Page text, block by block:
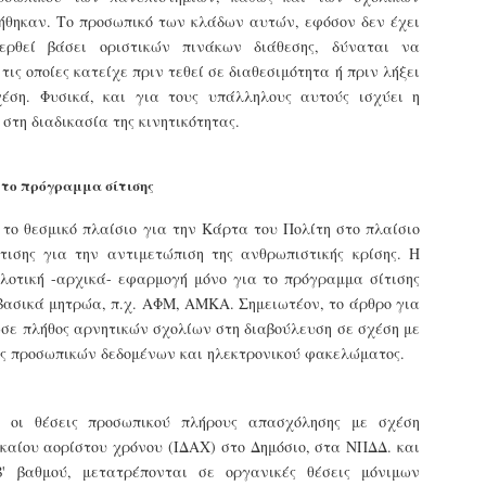
Το προσωπικό των κλάδων αυτών, εφόσον δεν έχει
βάσει οριστικών πινάκων διάθεσης, δύναται να
οποίες κατείχε πριν τεθεί σε διαθεσιμότητα ή πριν λήξει
Φυσικά, και για τους υπάλληλους αυτούς ισχύει η
διαδικασία της κινητικότητας.
πρόγραμμα σίτισης
θεσμικό πλαίσιο για την Κάρτα του Πολίτη στο πλαίσιο
για την αντιμετώπιση της ανθρωπιστικής κρίσης. Η
-αρχικά- εφαρμογή μόνο για το πρόγραμμα σίτισης
μητρώα, π.χ. ΑΦΜ, ΑΜΚΑ. Σημειωτέον, το άρθρο για
πλήθος αρνητικών σχολίων στη διαβούλευση σε σχέση με
προσωπικών δεδομένων και ηλεκτρονικού φακελώματος.
θέσεις προσωπικού πλήρους απασχόλησης με σχέση
αορίστου χρόνου (ΙΔΑΧ) στο Δημόσιο, στα ΝΠΔΔ. και
μετατρέπονται σε οργανικές θέσεις μόνιμων
τμήματα δοκιμων Αστυφυλάκων Νάουσας, Γρεβενων
και Μουζακίου το 2ο μέρος της Θεωρητικής
εκπαίδευσης 4/5 - 31/5
έκδοση εγκυκλιου οδηγιών σχετικά με το χρονοδιάγραμμα
(θεωρητικής και πρακτικής) των νεοδιορισθέντων
της προκήρυξης 1Κ/2024, προχώρησε Τμήμα Εποπτείας
Δυναμικού Δημοτικής Αστυνομίας, της Δ/νσης
Δημοσιέυθηκε στο ΦΕΚ Β' 1682/26-03-2026 η
Απόφαση 16458 με θέμα;: «Εισαγωγική Εκπαίδευση -
δημοτικής αστυνομίας»
στο ΦΕΚ Β' 1682/26-03-2026 η Aπόφαση 16458 με
«Εισαγωγική Εκπαίδευση - Επιμόρφωση του ειδικού
προσωπικού της δημοτικής αστυνομίας».
Φωτορεπορτάζ από τις ορκωμοσίες των
νεοπροσληφθέντων Δημοτιοκών Αστυνομικών
(ανανεώνεται συνεχώς)